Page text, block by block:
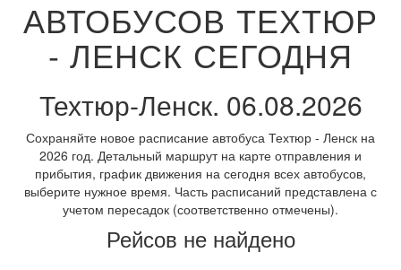
АВТОБУСОВ ТЕХТЮР
- ЛЕНСК СЕГОДНЯ
Техтюр-Ленск. 06.08.2026
Сохраняйте новое расписание автобуса Техтюр - Ленск на
2026 год. Детальный маршрут на карте отправления и
прибытия, график движения на сегодня всех автобусов,
выберите нужное время. Часть расписаний представлена с
учетом пересадок (соответственно отмечены).
Рейсов не найдено